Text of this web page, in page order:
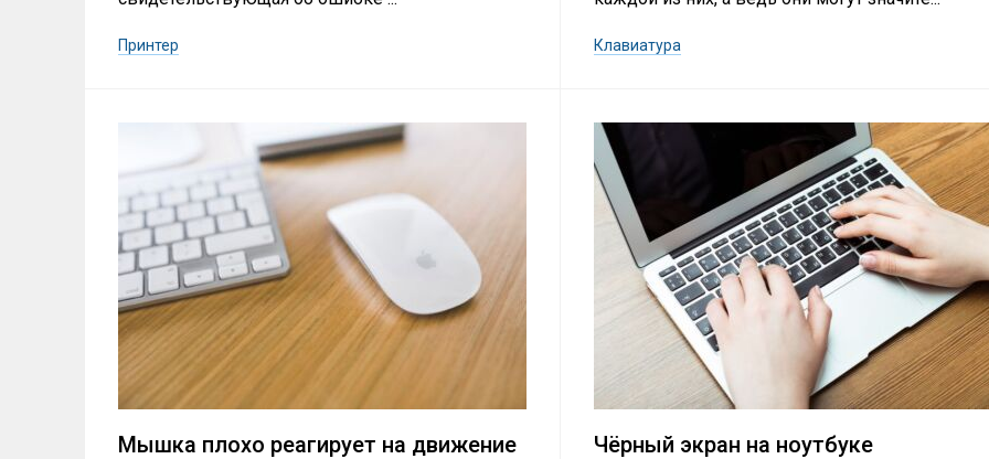
Принтер Клавиатура
Мышка плохо реагирует на движение
Чёрный экран на ноутбуке